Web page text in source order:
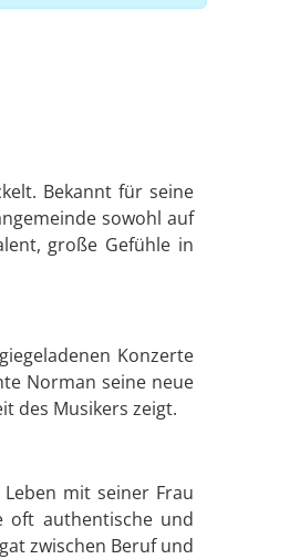
Bekannt für seine
sowohl auf
große Gefühle in
Konzerte
Norman seine neue
des Musikers zeigt.
mit seiner Frau
oft authentische und
zwischen Beruf und